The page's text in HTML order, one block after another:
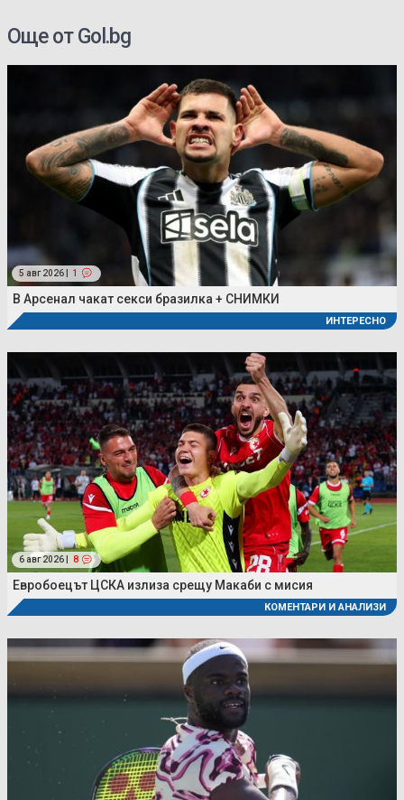
Още от Gol.bg
5 авг 2026 | 1
В Арсенал чакат секси бразилка + СНИМКИ
ИНТЕРЕСНО
6 авг 2026 | 8
Евробоецът ЦСКА излиза срещу Макаби с мисия
КОМЕНТАРИ И АНАЛИЗИ